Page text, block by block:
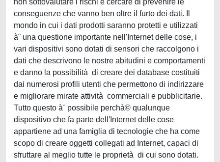
non sottovalutare i rischi e cercare di prevenire le
conseguenze che vanno ben oltre il furto dei dati. Il
mondo in cui i dati prodotti saranno protetti e utilizzati
à¨ una questione importante nell'Internet delle cose, i
vari dispositivi sono dotati di sensori che raccolgono i
dati che descrivono le nostre abitudini e comportamenti
e danno la possibilità di creare dei database costituiti
dai numerosi profili utenti che permettono di indirizzare
e migliorare mirate attività commerciali e pubblicitarie.
Tutto questo à¨ possibile perchà© qualunque
dispositivo che fa parte dell'Internet delle cose
appartiene ad una famiglia di tecnologie che ha come
scopo di creare oggetti collegati ad Internet, capaci di
sfruttare al meglio tutte le proprietà di cui sono dotati.